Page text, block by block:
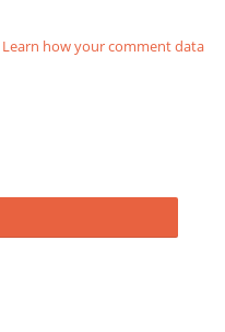
Learn how your comment data